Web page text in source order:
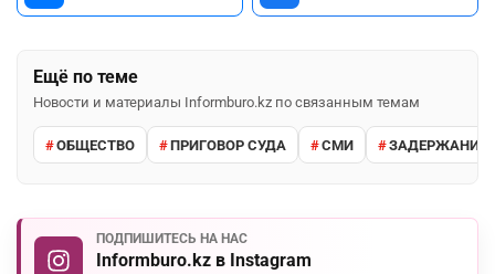
Ещё по теме
Новости и материалы Informburo.kz по связанным темам
ОБЩЕСТВО ПРИГОВОР СУДА СМИ ЗАДЕРЖАНИЕ
ПОДПИШИТЕСЬ НА НАС
Informburo.kz в Instagram